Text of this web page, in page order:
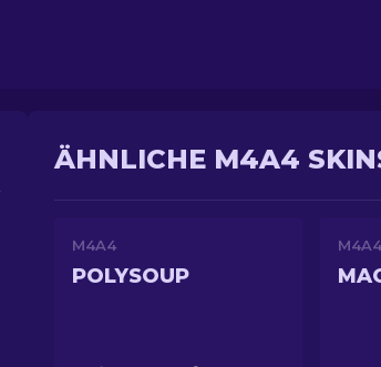
ÄHNLICHE M4A4
M4A4
POLYSOUP
M4A4